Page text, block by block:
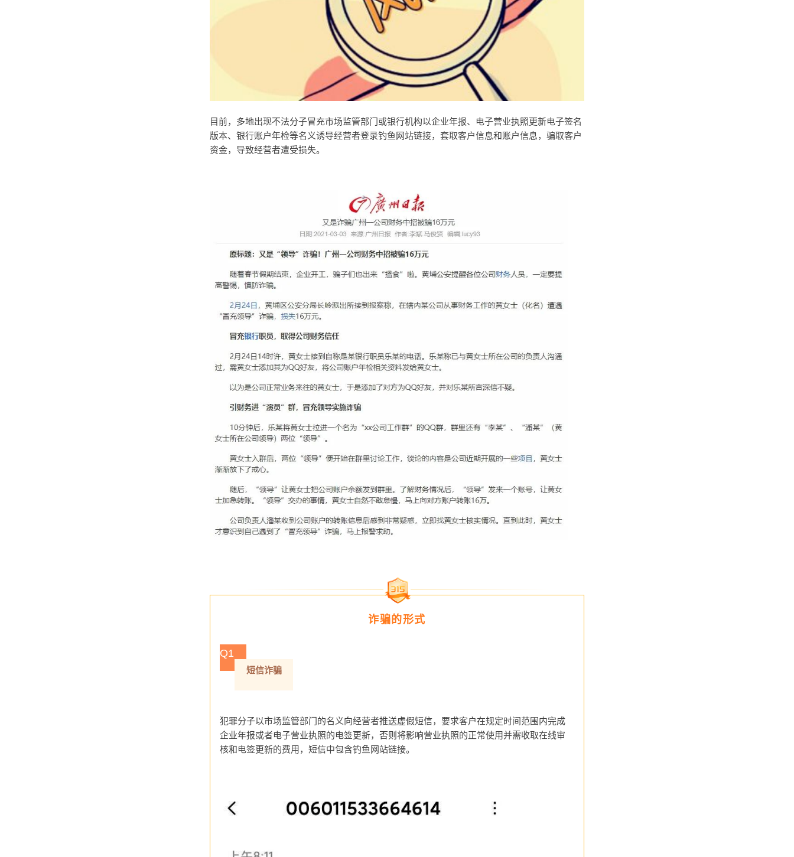
目前，多地出现不法分子冒充市场监管部门或银行机构以企业年报、电子营业执照更新电子签名
版本、银行账户年检等名义诱导经营者登录钓鱼网站链接，套取客户信息和账户信息，骗取客户
资金，导致经营者遭受损失。
诈骗的形式
Q1
短信诈骗
犯罪分子以市场监管部门的名义向经营者推送虚假短信，要求客户在规定时间范围内完成
企业年报或者电子营业执照的电签更新，否则将影响营业执照的正常使用并需收取在线审
核和电签更新的费用，短信中包含钓鱼网站链接。